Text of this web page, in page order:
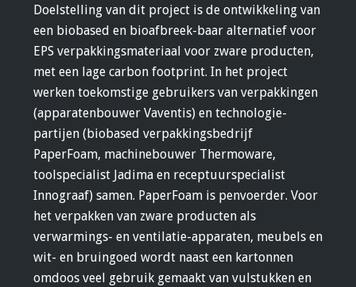
Doelstelling van dit project is de ontwikkeling van
een biobased en bioafbreek-baar alternatief voor
EPS verpakkingsmateriaal voor zware producten,
met een lage carbon footprint. In het project
werken toekomstige gebruikers van verpakkingen
(apparatenbouwer Vaventis) en technologie-
partijen (biobased verpakkingsbedrijf
PaperFoam, machinebouwer Thermoware,
toolspecialist Jadima en receptuurspecialist
Innograaf) samen. PaperFoam is penvoerder. Voor
het verpakken van zware producten als
verwarmings- en ventilatie-apparaten, meubels en
wit- en bruingoed wordt naast een kartonnen
omdoos veel gebruik gemaakt van vulstukken en